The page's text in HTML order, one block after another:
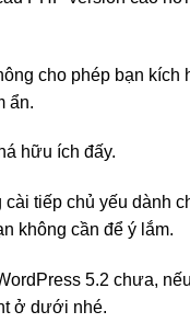
cho phép bạn kích
ẩn.
hữu ích đấy.
tiếp chủ yếu dành
không cần để ý lắm.
5.2 chưa,
ở dưới nhé.